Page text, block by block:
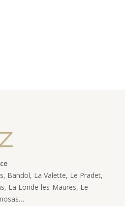
Bandol, La Valette, Le Pradet,
La Londe-les-Maures, Le